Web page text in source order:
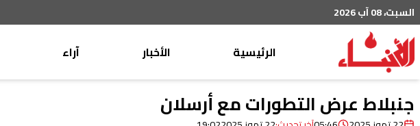
السبت، 08 آب 2026
الرئيسية
الأخبار
محليات
عربي دولي
آراء
جنبلاط عرض التطورات مع أرسلان